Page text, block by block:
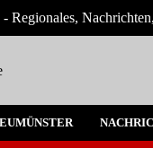
Regionales,
Nachrichten